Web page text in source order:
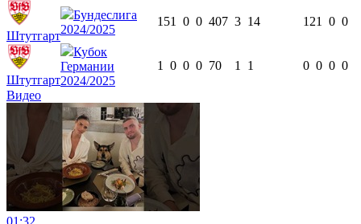
Штутгарт
Бундеслига
2024/2025
151 0 0 407 3 14 121 0 0
Штутгарт
Кубок
Германии
2024/2025
1 0 0 0 70 1 1 0 0 0 0
Видео
01:32